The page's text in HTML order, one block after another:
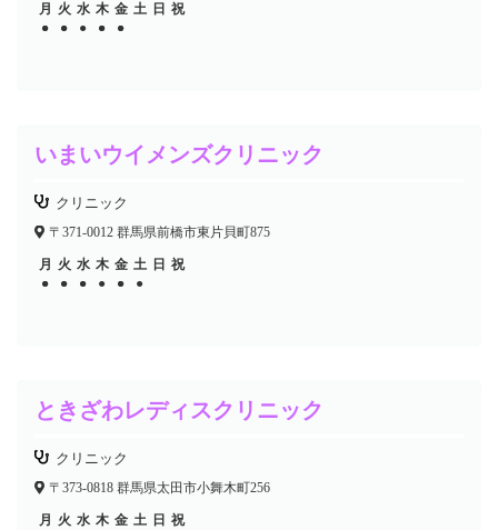
月 火 水 木 金 土 日 祝
●
● ● ● ●
● ● ● ●
いまいウイメンズクリニック
クリニック
〒371-0012 群馬県前橋市東片貝町875
月 火 水 木 金 土 日 祝
●
● ● ● ● ●
● ● ● ●
ときざわレディスクリニック
クリニック
〒373-0818 群馬県太田市小舞木町256
月 火 水 木 金 土 日 祝